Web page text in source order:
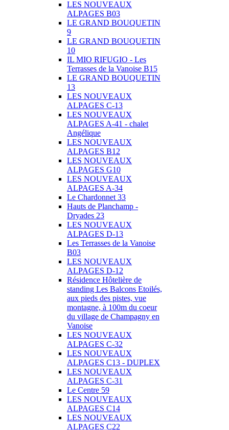
LES NOUVEAUX
ALPAGES B03
LE GRAND BOUQUETIN
9
LE GRAND BOUQUETIN
10
IL MIO RIFUGIO - Les
Terrasses de la Vanoise B15
LE GRAND BOUQUETIN
13
LES NOUVEAUX
ALPAGES C-13
LES NOUVEAUX
ALPAGES A-41 - chalet
Angélique
LES NOUVEAUX
ALPAGES B12
LES NOUVEAUX
ALPAGES G10
LES NOUVEAUX
ALPAGES A-34
Le Chardonnet 33
Hauts de Planchamp -
Dryades 23
LES NOUVEAUX
ALPAGES D-13
Les Terrasses de la Vanoise
B03
LES NOUVEAUX
ALPAGES D-12
Résidence Hôtelière de
standing Les Balcons Etoilés,
aux pieds des pistes, vue
montagne, à 100m du coeur
du village de Champagny en
Vanoise
LES NOUVEAUX
ALPAGES C-32
LES NOUVEAUX
ALPAGES C13 - DUPLEX
LES NOUVEAUX
ALPAGES C-31
Le Centre 59
LES NOUVEAUX
ALPAGES C14
LES NOUVEAUX
ALPAGES C22